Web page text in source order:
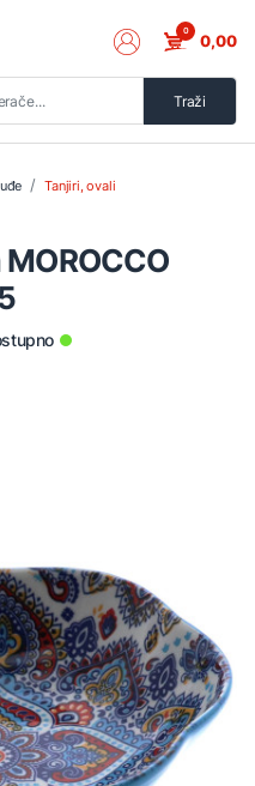
Traži
0 0,00
Tanjiri, ovali